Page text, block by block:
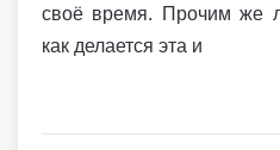
своё время. Прочим же
как делается эта и